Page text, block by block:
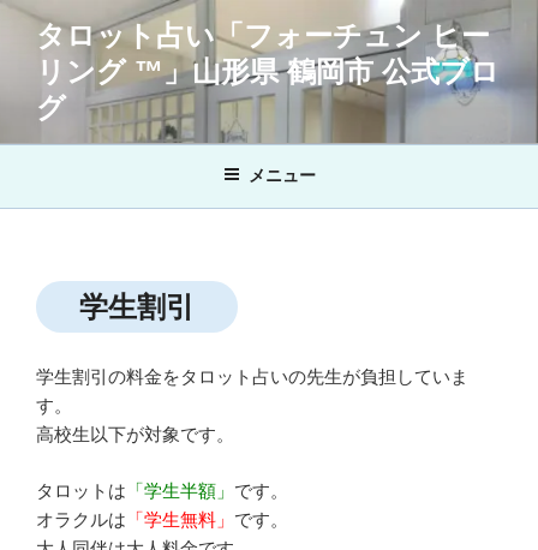
キ
タロット占い「フォーチュン ヒー
リング ™」山形県 鶴岡市 公式ブロ
グ
メニュー
学生割引
学生割引の料金をタロット占いの先生が負担していま
す。
高校生以下が対象です。
タロットは 「学生半額」 です。
オラクルは 「学生無料」 です。